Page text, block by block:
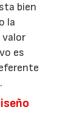
bien
la
valor
es